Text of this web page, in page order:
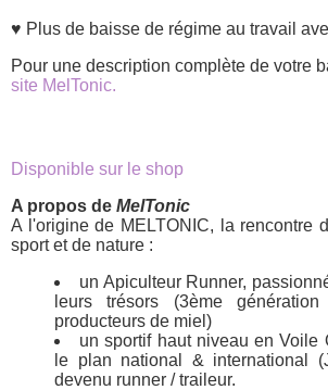
♥ Plus de baisse de régime au travail
Pour une description complète de votre
site MelTonic.
Disponible sur le shop
A propos de MelTonic
A l'origine de MELTONIC, la rencontre
sport et de nature :
un Apiculteur Runner,
leurs trésors (3ème
producteurs de miel)
un sportif haut niveau en Voile
le plan national & international
devenu runner / traileur.